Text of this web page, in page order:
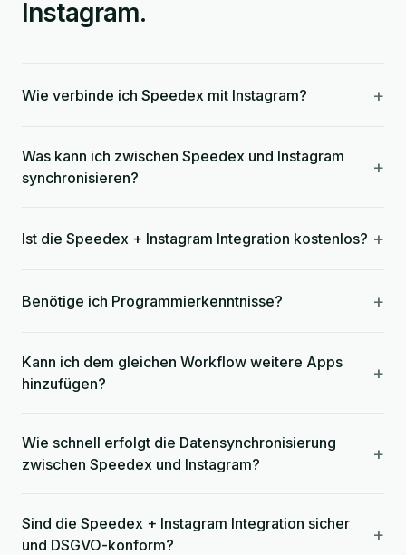
Instagram.
Wie verbinde ich Speedex mit Instagram? +
Was kann ich zwischen Speedex und Instagram
synchronisieren?
+
Ist die Speedex + Instagram Integration kostenlos? +
Benötige ich Programmierkenntnisse? +
Kann ich dem gleichen Workflow weitere Apps
hinzufügen?
+
Wie schnell erfolgt die Datensynchronisierung
zwischen Speedex und Instagram?
+
Sind die Speedex + Instagram Integration sicher
und DSGVO-konform?
+